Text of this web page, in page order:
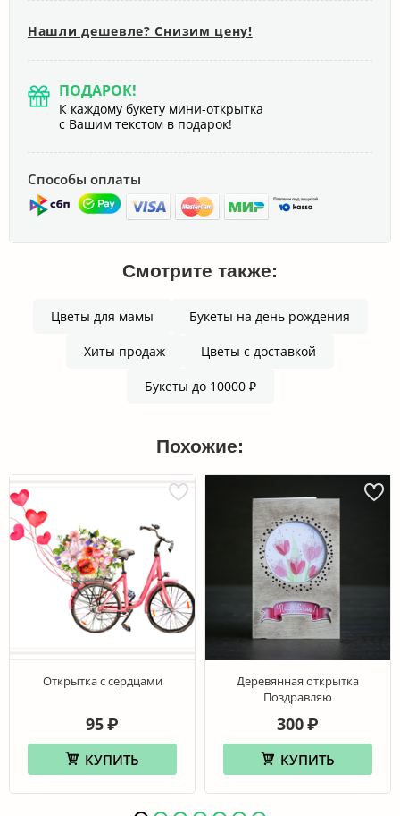
Нашли дешевле? Снизим цену!
ПОДАРОК!
К каждому букету мини-открытка
с Вашим текстом в подарок!
Способы оплаты
Смотрите также:
Цветы для мамы Букеты на день рождения
Хиты продаж Цветы с доставкой
Букеты до 10000 ₽
Похожие:
Открытка с сердцами
95₽
КУПИТЬ
Деревянная открытка
Поздравляю
300₽
КУПИТЬ